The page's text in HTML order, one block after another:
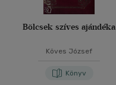
Bölcsek szíves ajándéka
Köves József
Könyv